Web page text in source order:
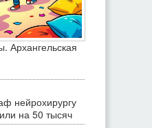
Архангельская
нейрохирургу
на 50 тысяч